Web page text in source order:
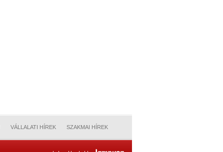
VÁLLALATI HÍREK SZAKMAI HÍREK